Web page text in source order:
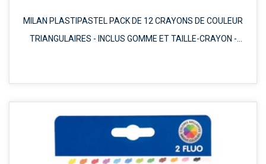
MILAN PLASTIPASTEL PACK DE 12 CRAYONS DE COULEUR
TRIANGULAIRES - INCLUS GOMME ET TAILLE-CRAYON -